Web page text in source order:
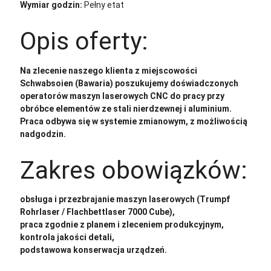
Wymiar godzin: Pełny etat
Opis oferty:
Na zlecenie naszego klienta z miejscowości
Schwabsoien (Bawaria) poszukujemy doświadczonych
operatorów maszyn laserowych CNC do pracy przy
obróbce elementów ze stali nierdzewnej i aluminium.
Praca odbywa się w systemie zmianowym, z możliwością
nadgodzin.
Zakres obowiązków:
obsługa i przezbrajanie maszyn laserowych (Trumpf
Rohrlaser / Flachbettlaser 7000 Cube),
praca zgodnie z planem i zleceniem produkcyjnym,
kontrola jakości detali,
podstawowa konserwacja urządzeń.